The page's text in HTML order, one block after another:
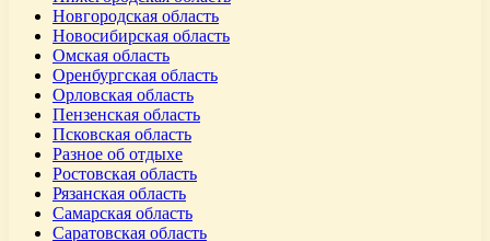
Новгородская область
Новосибирская область
Омская область
Оренбургская область
Орловская область
Пензенская область
Псковская область
Разное об отдыхе
Ростовская область
Рязанская область
Самарская область
Саратовская область